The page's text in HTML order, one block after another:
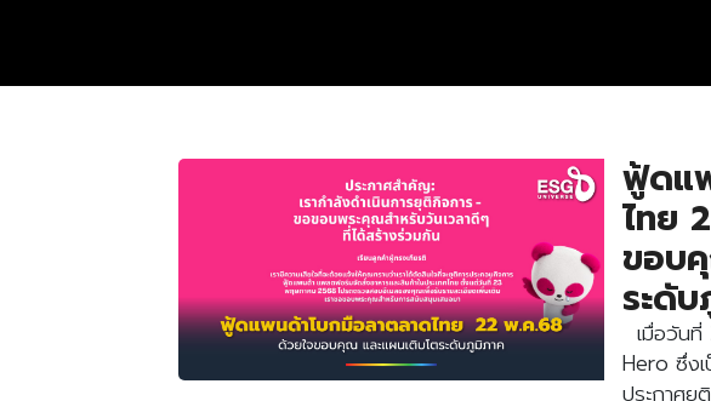
ฟู้ดแ
ไทย
ขอบ
ระดั
เมื่อวัน
Hero ซึ่ง
ประกาศยุ